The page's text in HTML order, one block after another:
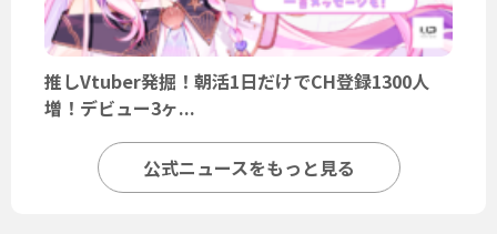
推しVtuber発掘！朝活1日だけでCH登録1300人
増！デビュー3ヶ...
公式ニュースをもっと見る